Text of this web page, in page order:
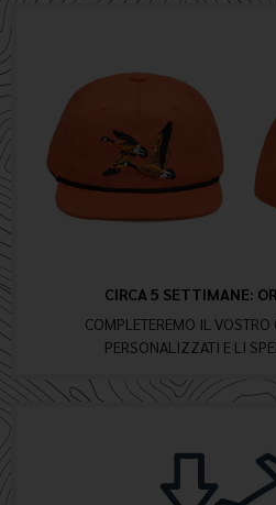
CIRCA 5 SETTIMANE:
COMPLETEREMO IL
PERSONALIZZATI E LI